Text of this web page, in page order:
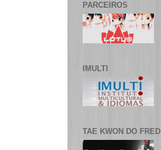
PARCEIROS
IMULTI
TAE KWON DO FRED